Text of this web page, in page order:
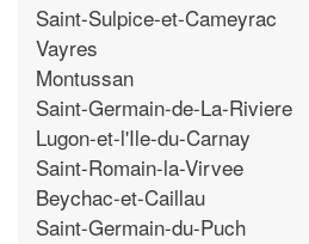
Saint-Sulpice-et-Cameyrac
Vayres
Montussan
Saint-Germain-de-La-Riviere
Lugon-et-l'Ile-du-Carnay
Saint-Romain-la-Virvee
Beychac-et-Caillau
Saint-Germain-du-Puch